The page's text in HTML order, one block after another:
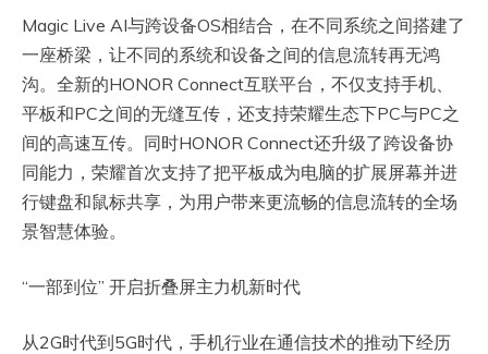
Magic Live AI与跨设备OS相结合，在不同系统之间搭建了
一座桥梁，让不同的系统和设备之间的信息流转再无鸿
沟。全新的HONOR Connect互联平台，不仅支持手机、
平板和PC之间的无缝互传，还支持荣耀生态下PC与PC之
间的高速互传。同时HONOR Connect还升级了跨设备协
同能力，荣耀首次支持了把平板成为电脑的扩展屏幕并进
行键盘和鼠标共享，为用户带来更流畅的信息流转的全场
景智慧体验。
“一部到位” 开启折叠屏主力机新时代
从2G时代到5G时代，手机行业在通信技术的推动下经历